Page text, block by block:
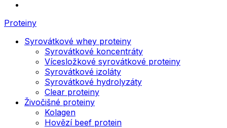
Proteiny
Syrovátkové whey proteiny
Syrovátkové koncentráty
Vícesložkové syrovátkové proteiny
Syrovátkové izoláty
Syrovátkové hydrolyzáty
Clear proteiny
Živočišné proteiny
Kolagen
Hovězí beef protein